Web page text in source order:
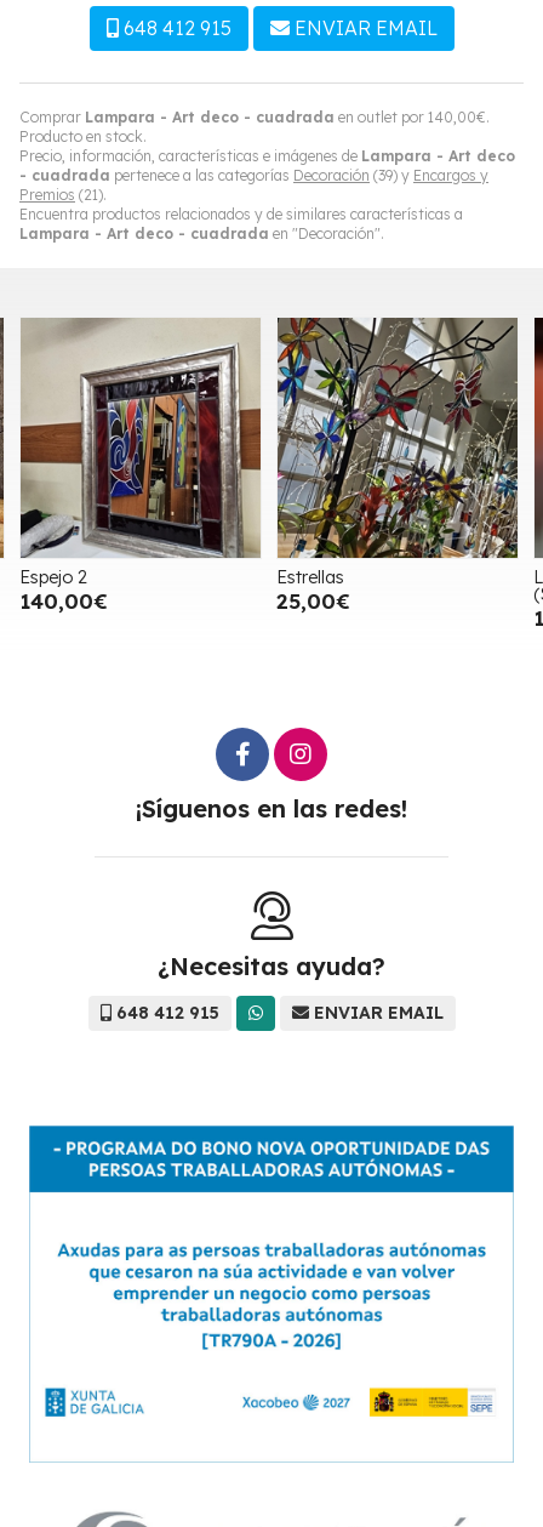
Comprar Lampara - Art deco - cuadrada en outlet por 140,00€.
Producto en stock.
Precio, información, características e imágenes de Lampara - Art deco
- cuadrada pertenece a las categorías Decoración (39) y Encargos y
Premios (21).
Encuentra productos relacionados y de similares características a
Lampara - Art deco - cuadrada en "Decoración".
648 412 915 ENVIAR EMAIL
Espejo 2
140,00€
Estrellas
25,00€
¡Síguenos en las redes!
¿Necesitas ayuda?
648 412 915 ENVIAR EMAIL